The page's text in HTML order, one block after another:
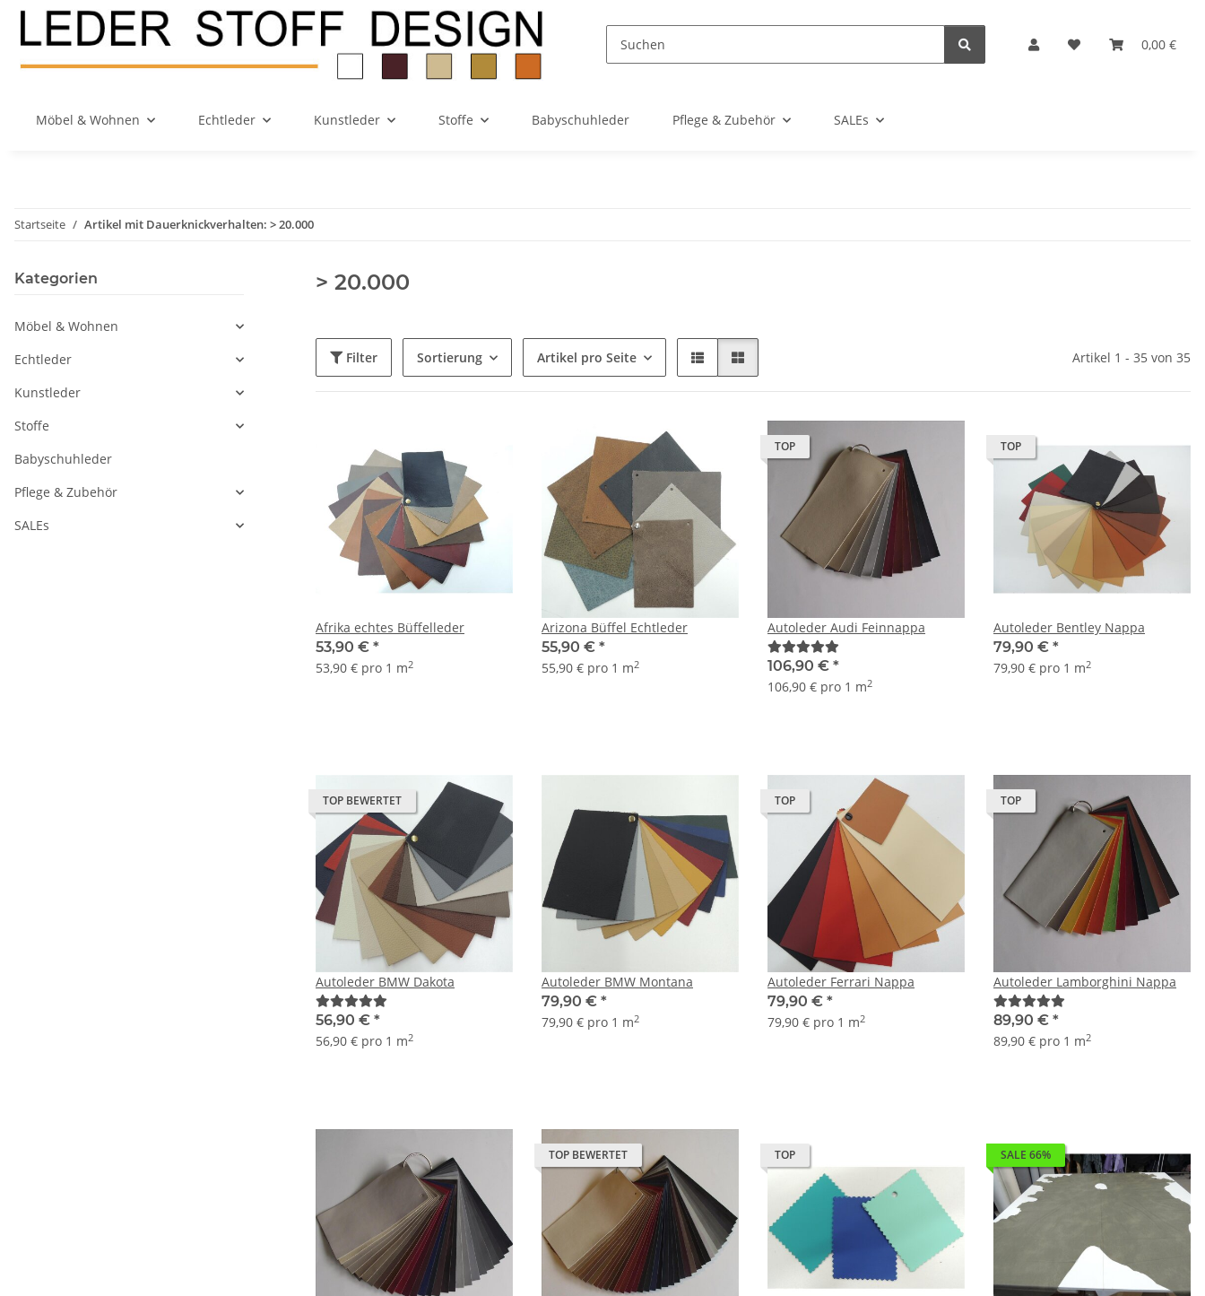
0,00 €
Möbel & Wohnen Echtleder Kunstleder Stoffe Babyschuhleder Pflege & Zubehör SALEs
Startseite Artikel mit Dauerknickverhalten: > 20.000
> 20.000
Filter Sortierung Artikel pro Seite Artikel 1 - 35 von 35
Afrika echtes Büffelleder
53,90 € *
53,90 € pro 1 m2
Arizona Büffel Echtleder
55,90 € *
55,90 € pro 1 m2
TOP
Autoleder Audi Feinnappa
106,90 € *
106,90 € pro 1 m2
TOP
Autoleder Bentley Nappa
79,90 € *
79,90 € pro 1 m2
TOP BEWERTET
Autoleder BMW Dakota
56,90 € *
56,90 € pro 1 m2
Autoleder BMW Montana
79,90 € *
79,90 € pro 1 m2
TOP
Autoleder Ferrari Nappa
79,90 € *
79,90 € pro 1 m2
TOP
Autoleder Lamborghini Nappa
89,90 € *
89,90 € pro 1 m2
TOP BEWERTET TOP SALE 66%
Kategorien
Möbel & Wohnen
Echtleder
Kunstleder
Stoffe
Babyschuhleder
Pflege & Zubehör
SALEs